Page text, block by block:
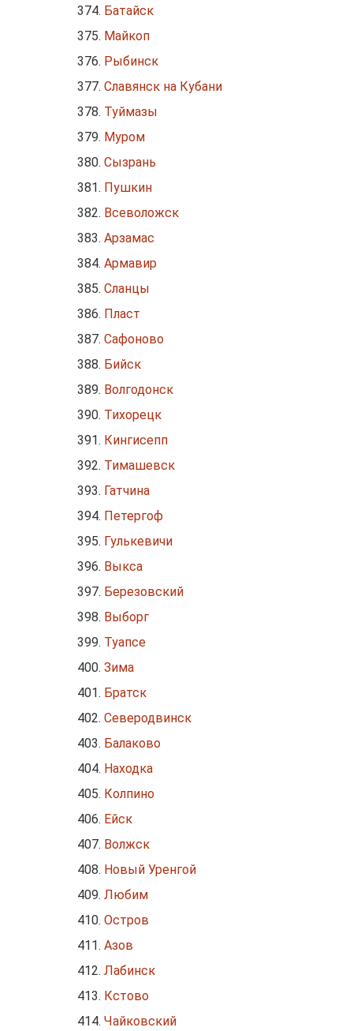
Батайск
Майкоп
Рыбинск
Славянск на Кубани
Туймазы
Муром
Сызрань
Пушкин
Всеволожск
Арзамас
Армавир
Сланцы
Пласт
Сафоново
Бийск
Волгодонск
Тихорецк
Кингисепп
Тимашевск
Гатчина
Петергоф
Гулькевичи
Выкса
Березовский
Выборг
Туапсе
Зима
Братск
Северодвинск
Балаково
Находка
Колпино
Ейск
Волжск
Новый Уренгой
Любим
Остров
Азов
Лабинск
Кстово
Чайковский